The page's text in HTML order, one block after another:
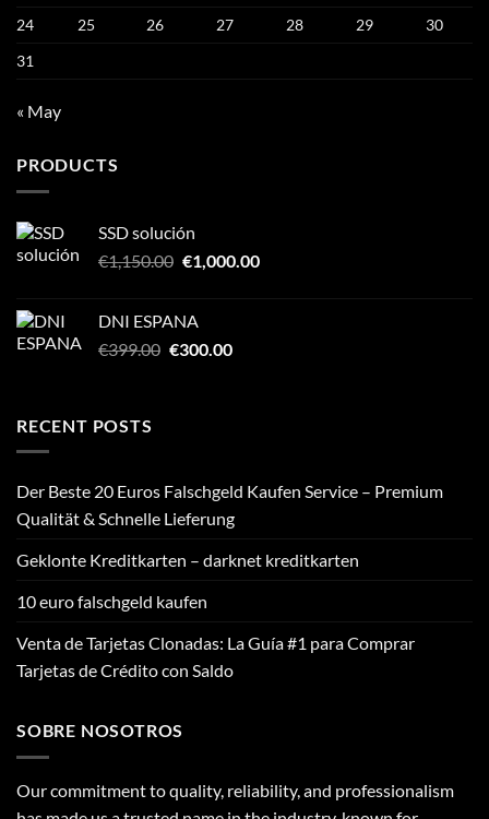
24
25 26 27 28 29
30
31
« May
PRODUCTS
SSD solución
€1,150.00 Original
€1,150.00.
€1,000.00Current
DNI ESPANA
€399.00 Original
€300.00Current
RECENT POSTS
Der Beste 20 Euros Falschgeld Kaufen Service – Premium
Qualität & Schnelle Lieferung
Geklonte Kreditkarten – darknet kreditkarten
10 euro falschgeld kaufen
Venta de Tarjetas Clonadas: La Guía #1 para Comprar
Tarjetas de Crédito con Saldo
SOBRE NOSOTROS
Our commitment to quality, reliability, and professionalism